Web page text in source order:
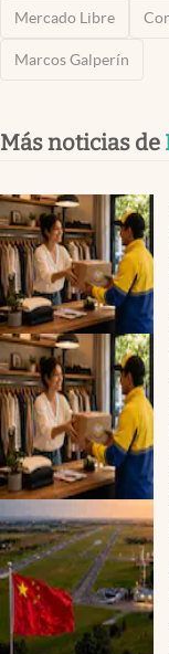
Mercado Libre
Marcos Galperín
Más noticias de